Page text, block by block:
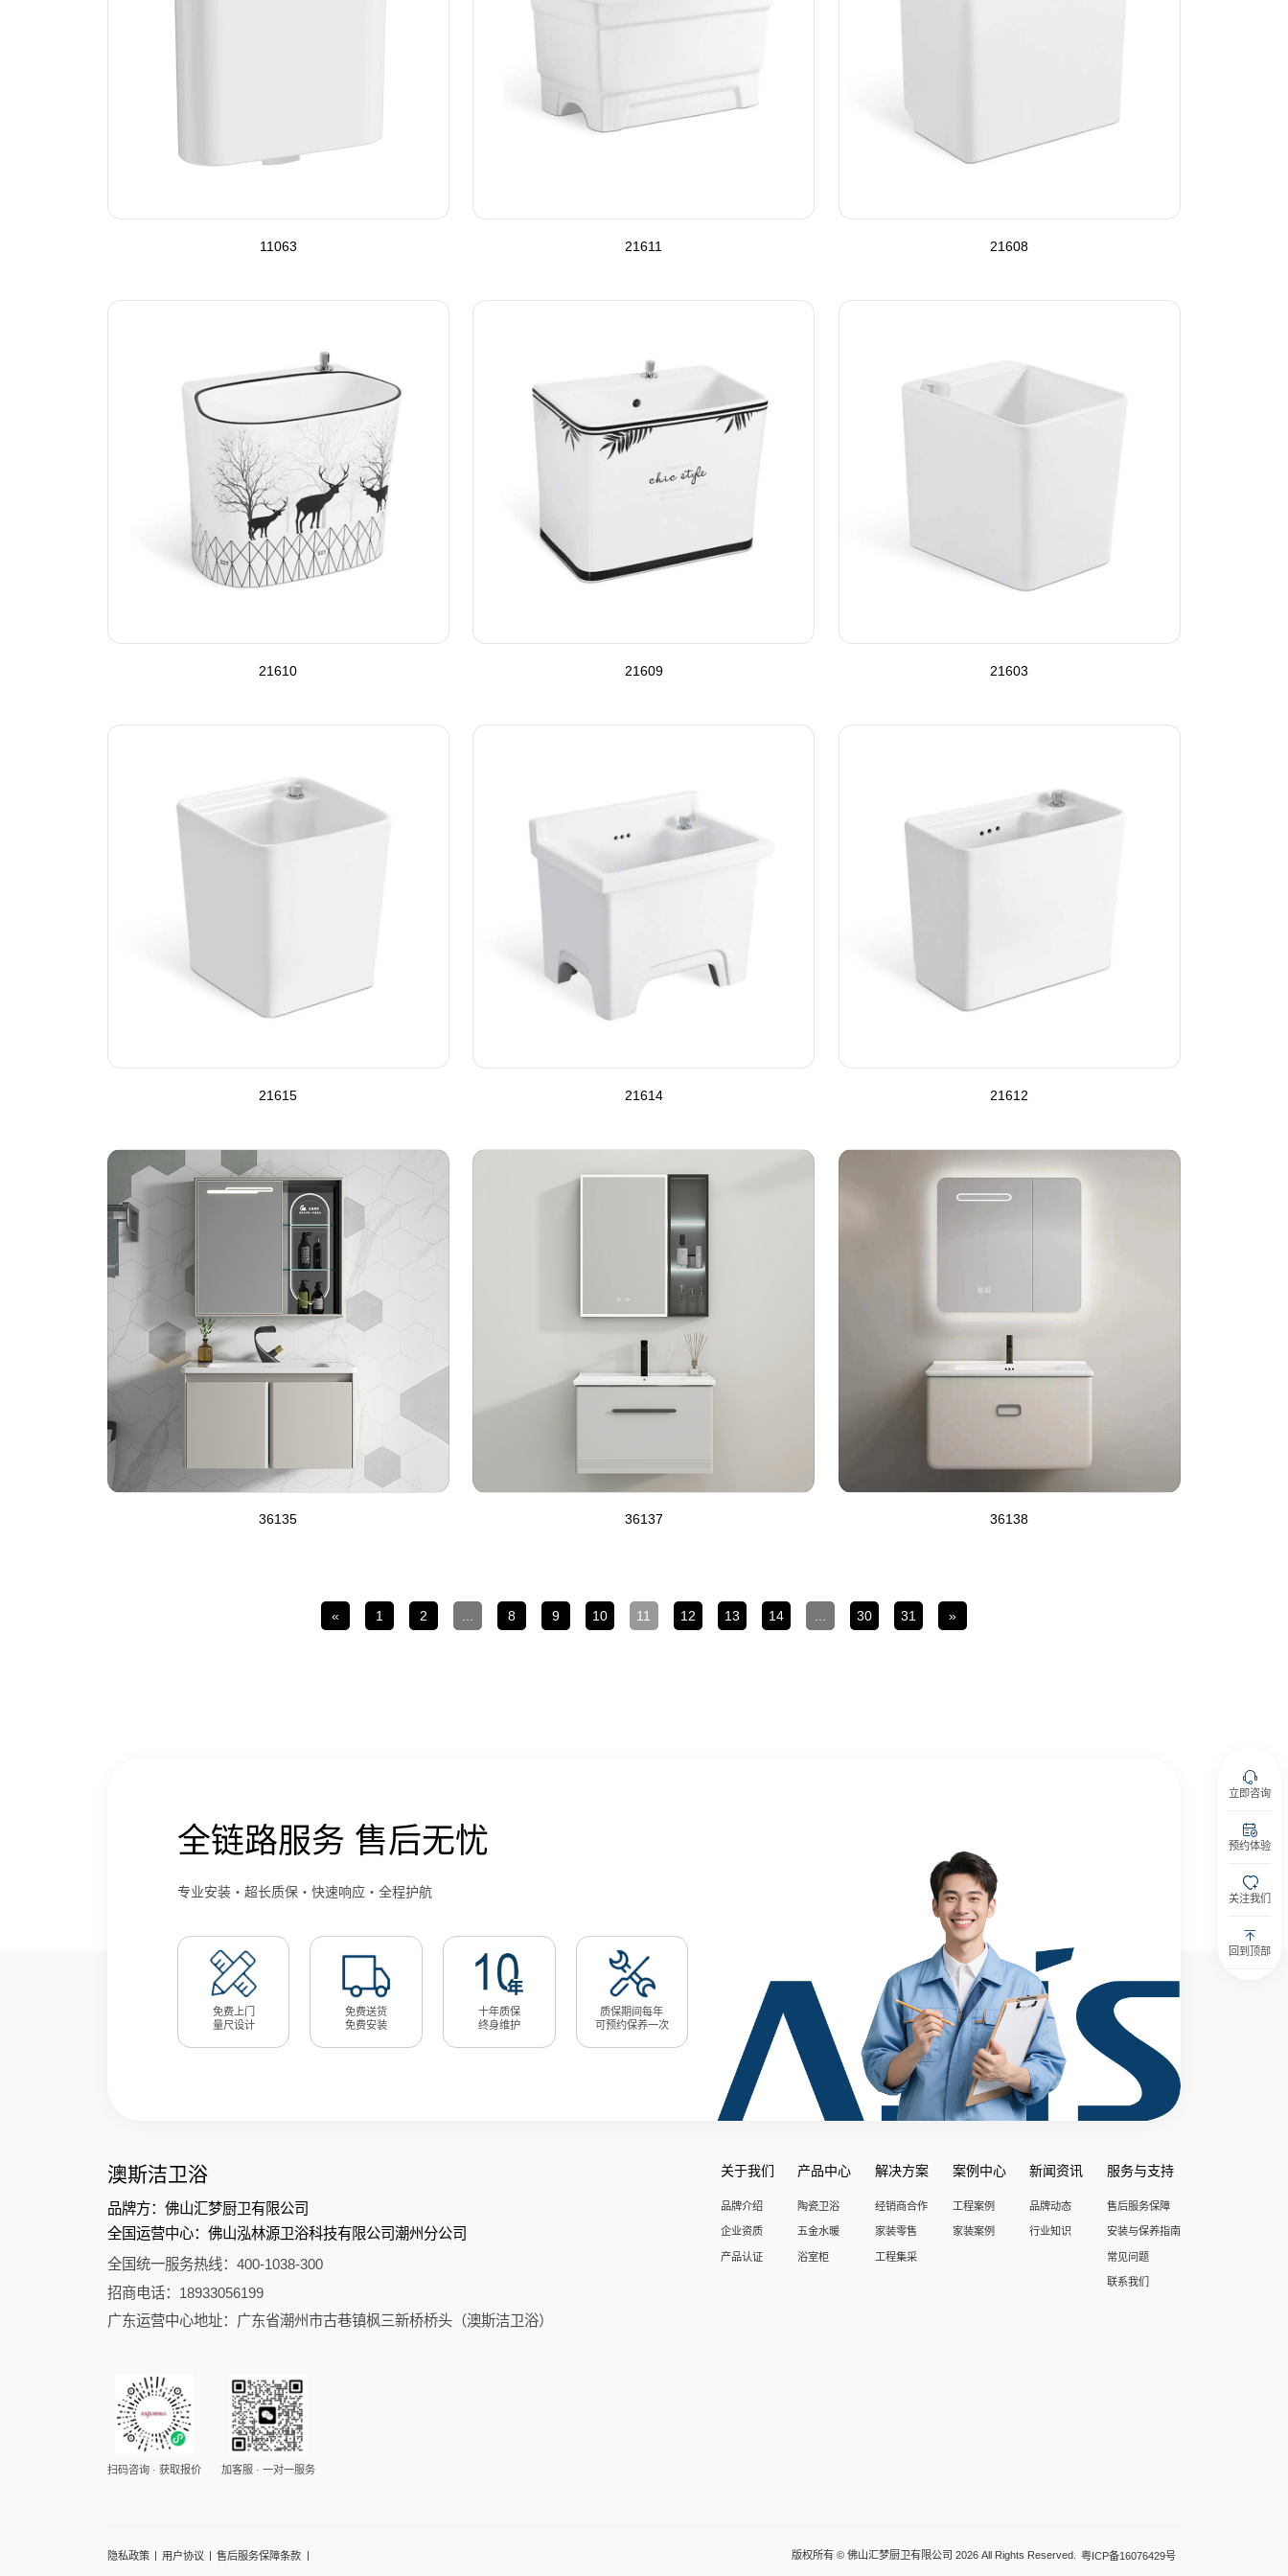
11063 21611 21608
21610 21609 21603
21615 21614 21612
36135 36137 36138
« 1 2 ... 8 9 10 11 12 13 14 ... 30 31 »
全链路服务 售后无忧
专业安装・超长质保・快速响应・全程护航
免费上门
量尺设计
免费送货
免费安装
十年质保
终身维护
质保期间每年
可预约保养一次
澳斯洁卫浴
品牌方：佛山汇梦厨卫有限公司
全国运营中心：佛山泓林源卫浴科技有限公司潮州分公司
全国统一服务热线：400-1038-300
招商电话：18933056199
广东运营中心地址：广东省潮州市古巷镇枫三新桥桥头（澳斯洁卫浴）
扫码咨询 · 获取报价 加客服 · 一对一服务
关于我们
品牌介绍
企业资质
产品认证
产品中心
陶瓷卫浴
五金水暖
浴室柜
解决方案
经销商合作
家装零售
工程集采
案例中心
工程案例
家装案例
新闻资讯
品牌动态
行业知识
服务与支持
售后服务保障
安装与保养指南
常见问题
联系我们
隐私政策 用户协议 售后服务保障条款 版权所有 © 佛山汇梦厨卫有限公司 2026 All Rights Reserved. 粤ICP备16076429号
立即咨询
预约体验
关注我们
回到顶部